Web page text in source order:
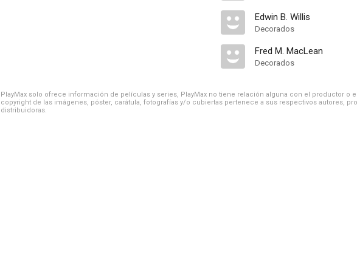
Edwin B. Willis
Decorados
Fred M. MacLean
Decorados
PlayMax solo ofrece información de películas y series, PlayMax no tiene relación alguna con el productor o
copyright de las imágenes, póster, carátula, fotografías y/o cubiertas pertenece a sus respectivos autores,
distribuidoras.